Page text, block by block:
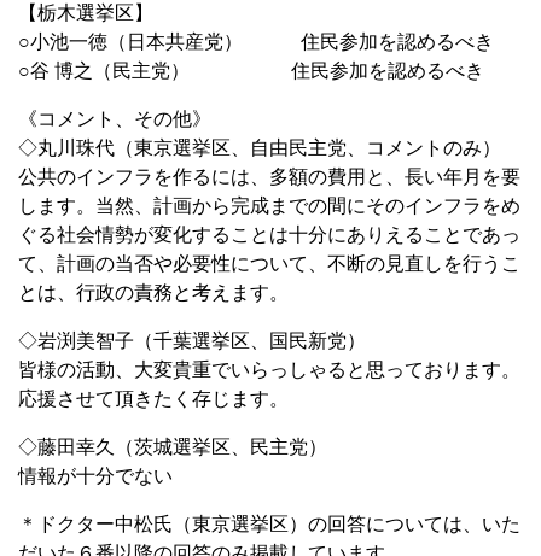
【栃木選挙区】
○小池一徳（日本共産党） 住民参加を認めるべき
○谷 博之（民主党） 住民参加を認めるべき
《コメント、その他》
◇丸川珠代（東京選挙区、自由民主党、コメントのみ）
公共のインフラを作るには、多額の費用と、長い年月を要
します。当然、計画から完成までの間にそのインフラをめ
ぐる社会情勢が変化することは十分にありえることであっ
て、計画の当否や必要性について、不断の見直しを行うこ
とは、行政の責務と考えます。
◇岩渕美智子（千葉選挙区、国民新党）
皆様の活動、大変貴重でいらっしゃると思っております。
応援させて頂きたく存じます。
◇藤田幸久（茨城選挙区、民主党）
情報が十分でない
＊ドクター中松氏（東京選挙区）の回答については、いた